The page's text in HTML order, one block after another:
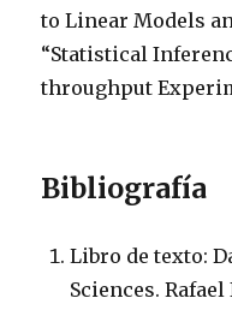
to Linear Models
“Statistical
throughput
Bibliografía
Libro de texto:
Sciences.